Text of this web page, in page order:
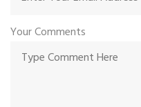
Your Comments